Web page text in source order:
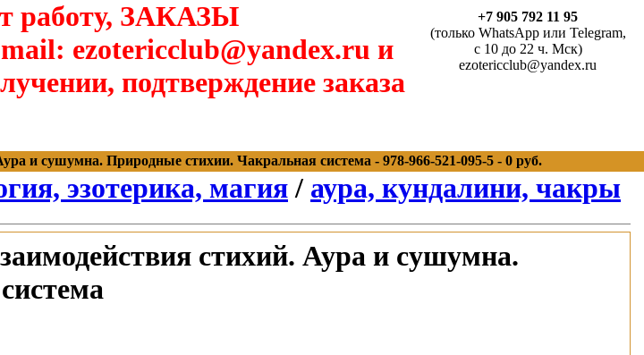
работу, ЗАКАЗЫ
ezotericclub@yandex.ru и
подтверждение заказа
+7 905 792 11 95
(только WhatsApp или Telegram,
с 10 до 22 ч. Мск)
ezotericclub@yandex.ru
и сушумна. Природные стихии. Чакральная система - 978-966-521-095-5 - 0 руб.
эзотерика, магия / аура, кундалини, чакры
стихий. Аура и сушумна.